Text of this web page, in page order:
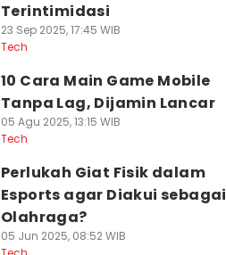
Terintimidasi
23 Sep 2025, 17:45 WIB
Tech
10 Cara Main Game Mobile
Tanpa Lag, Dijamin Lancar
05 Agu 2025, 13:15 WIB
Tech
Perlukah Giat Fisik dalam
Esports agar Diakui sebagai
Olahraga?
05 Jun 2025, 08:52 WIB